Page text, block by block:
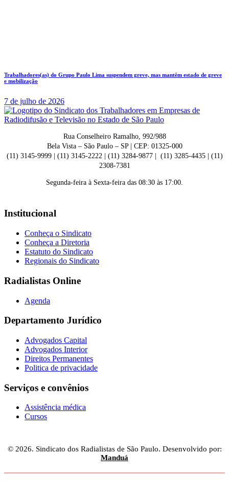
Trabalhadores(as) do Grupo Paulo Lima suspendem greve, mas mantêm estado de greve
e mobilização
7 de julho de 2026
Rua Conselheiro Ramalho, 992/988
Bela Vista – São Paulo – SP | CEP: 01325-000
(11) 3145-9999 | (11) 3145-2222 | (11) 3284-9877 | (11) 3285-4435 | (11)
2308-7381
Segunda-feira à Sexta-feira das 08:30 às 17:00.
Institucional
Conheça o Sindicato
Conheça a Diretoria
Estatuto do Sindicato
Regionais do Sindicato
Radialistas Online
Agenda
Departamento Jurídico
Advogados Capital
Advogados Interior
Direitos Permanentes
Politica de privacidade
Serviços e convênios
Assistência médica
Cursos
© 2026. Sindicato dos Radialistas de São Paulo. Desenvolvido por:
Manduá